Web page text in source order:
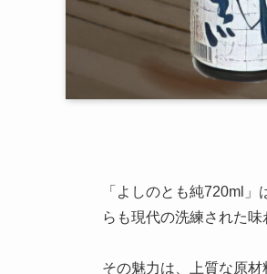
「よしのとも純720ml
らも現代の洗練された味
その魅力は、上質な原